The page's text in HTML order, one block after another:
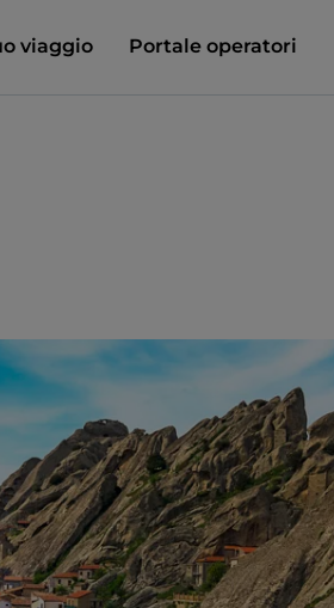
viaggio Portale operatori